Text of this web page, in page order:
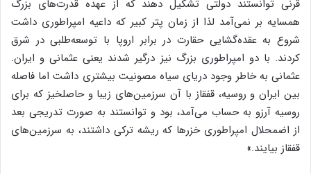
قرنی توانستند دولتی تشکیل دهند که از عهده قدرت‌های بزرگ
همسایه بر نمی‌آمد لذا از زمان پتر کبیر که داعیه امپراطوری داشت
شروع به عقده‌گشایی حقارت در برابر اروپا با توسعه‌طلبی در شرق
کردند. با دو امپراطوری بزرگ نیز درگیر شدند یعنی عثمانی و ایران.
عثمانی به خاطر وجود دریای سیاه مصونیت بیشتری داشت اما فاصله
بین ایران و روسیه، قفقاز با آن سرزمین‌های زیبا و حاصلخیز که برای
روسیه آرزو به حساب می‌آمد، بود و توانستند به صورت تدریجی بعد
از اضمحلال امپراطوری خزرها که ریشه ترکی داشتند، به سرزمین‌های
قفقاز بیایند.»